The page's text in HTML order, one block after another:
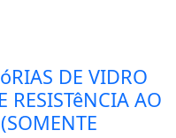
DE VIDRO
RESISTêNCIA AO